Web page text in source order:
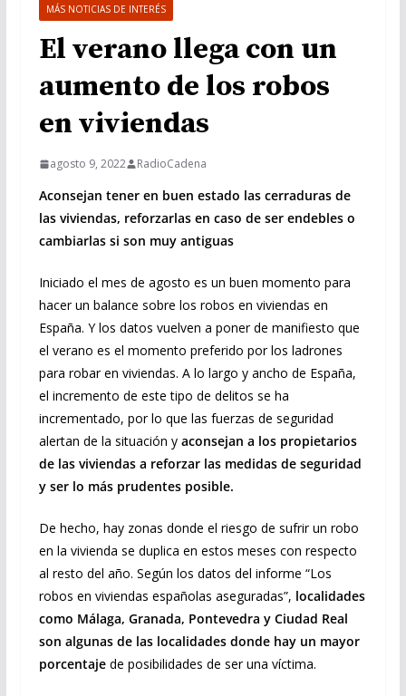
MÁS NOTICIAS DE INTERÉS
El verano llega con un
aumento de los robos
en viviendas
agosto 9, 2022 RadioCadena
Aconsejan tener en buen estado las cerraduras de
las viviendas, reforzarlas en caso de ser endebles o
cambiarlas si son muy antiguas
Iniciado el mes de agosto es un buen momento para
hacer un balance sobre los robos en viviendas en
España. Y los datos vuelven a poner de manifiesto que
el verano es el momento preferido por los ladrones
para robar en viviendas. A lo largo y ancho de España,
el incremento de este tipo de delitos se ha
incrementado, por lo que las fuerzas de seguridad
alertan de la situación y aconsejan a los propietarios
de las viviendas a reforzar las medidas de seguridad
y ser lo más prudentes posible.
De hecho, hay zonas donde el riesgo de sufrir un robo
en la vivienda se duplica en estos meses con respecto
al resto del año. Según los datos del informe “Los
robos en viviendas españolas aseguradas”, localidades
como Málaga, Granada, Pontevedra y Ciudad Real
son algunas de las localidades donde hay un mayor
porcentajede posibilidades de ser una víctima.